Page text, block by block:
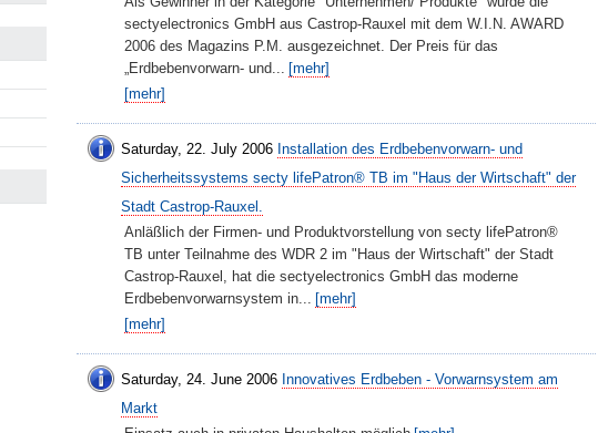
sectyelectronics GmbH aus Castrop-Rauxel mit dem W.I.N. AWARD
2006 des Magazins P.M. ausgezeichnet. Der Preis für das
„Erdbebenvorwarn- und... [mehr]
[mehr]
Saturday, 22. July 2006 Installation des Erdbebenvorwarn- und
Sicherheitssystems secty lifePatron® TB im "Haus der Wirtschaft" der
Stadt Castrop-Rauxel.
Anläßlich der Firmen- und Produktvorstellung von secty lifePatron®
TB unter Teilnahme des WDR 2 im "Haus der Wirtschaft" der Stadt
Castrop-Rauxel, hat die sectyelectronics GmbH das moderne
Erdbebenvorwarnsystem in... [mehr]
[mehr]
Saturday, 24. June 2006 Innovatives Erdbeben - Vorwarnsystem am
Markt